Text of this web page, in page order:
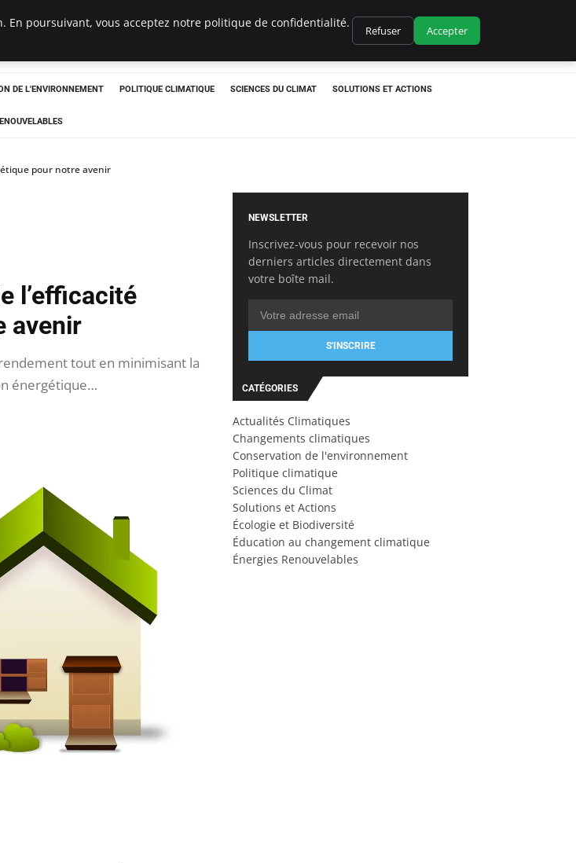
DE L'ENVIRONNEMENT POLITIQUE CLIMATIQUE SCIENCES DU CLIMAT SOLUTIONS ET ACTIONS
pour notre avenir
l’efficacité
avenir
tout en minimisant la
énergétique…
NEWSLETTER
Inscrivez-vous pour recevoir nos
derniers articles directement dans
votre boîte mail.
S'INSCRIRE
CATÉGORIES
Actualités Climatiques
Changements climatiques
Conservation de l'environnement
Politique climatique
Sciences du Climat
Solutions et Actions
Écologie et Biodiversité
Éducation au changement climatique
Énergies Renouvelables
En poursuivant, vous acceptez notre politique de confidentialité.
Refuser Accepter